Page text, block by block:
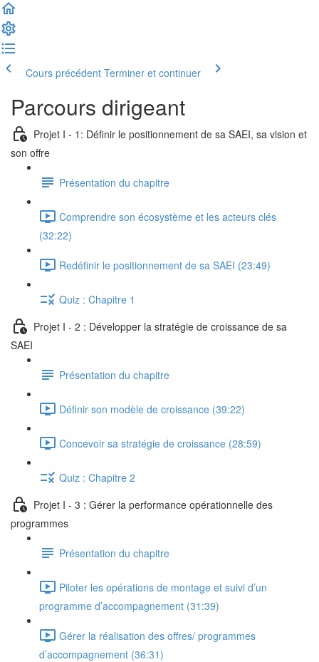
Cours précédent Terminer et continuer
Parcours dirigeant
Projet I - 1: Définir le positionnement de sa SAEI, sa vision et
son offre
Présentation du chapitre
Comprendre son écosystème et les acteurs clés
(32:22)
Redéfinir le positionnement de sa SAEI (23:49)
Quiz : Chapitre 1
Projet I - 2 : Développer la stratégie de croissance de sa
SAEI
Présentation du chapitre
Définir son modèle de croissance (39:22)
Concevoir sa stratégie de croissance (28:59)
Quiz : Chapitre 2
Projet I - 3 : Gérer la performance opérationnelle des
programmes
Présentation du chapitre
Piloter les opérations de montage et suivi d’un
programme d’accompagnement (31:39)
Gérer la réalisation des offres/ programmes
d’accompagnement (36:31)